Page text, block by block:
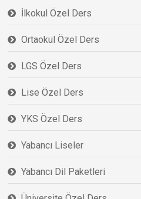
İlkokul Özel Ders
Ortaokul Özel Ders
LGS Özel Ders
Lise Özel Ders
YKS Özel Ders
Yabancı Liseler
Yabancı Dil Paketleri